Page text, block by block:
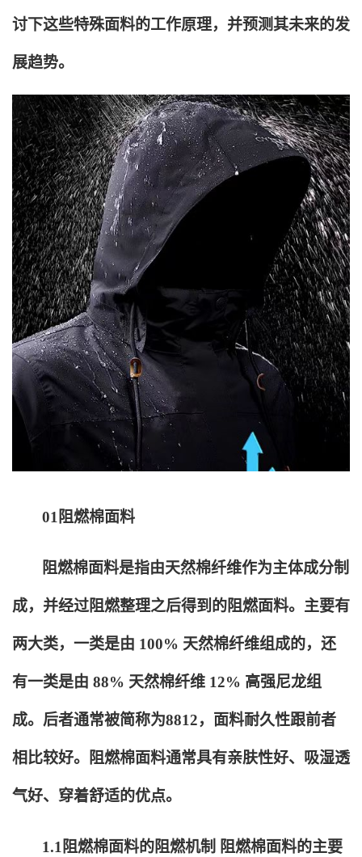
讨下这些特殊面料的工作原理，并预测其未来的发
展趋势。
01阻燃棉面料
阻燃棉面料是指由天然棉纤维作为主体成分制
成，并经过阻燃整理之后得到的阻燃面料。主要有
两大类，一类是由 100% 天然棉纤维组成的，还
有一类是由 88% 天然棉纤维 12% 高强尼龙组
成。后者通常被简称为8812，面料耐久性跟前者
相比较好。阻燃棉面料通常具有亲肤性好、吸湿透
气好、穿着舒适的优点。
1.1阻燃棉面料的阻燃机制 阻燃棉面料的主要